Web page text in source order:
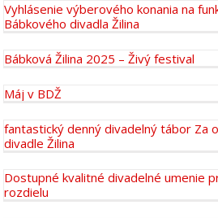
Vyhlásenie výberového konania na
Bábkového divadla Žilina
Bábková Žilina 2025 – Živý festival
Máj v BDŽ
fantastický denný divadelný tábor Za
divadle Žilina
Dostupné kvalitné divadelné umenie
rozdielu